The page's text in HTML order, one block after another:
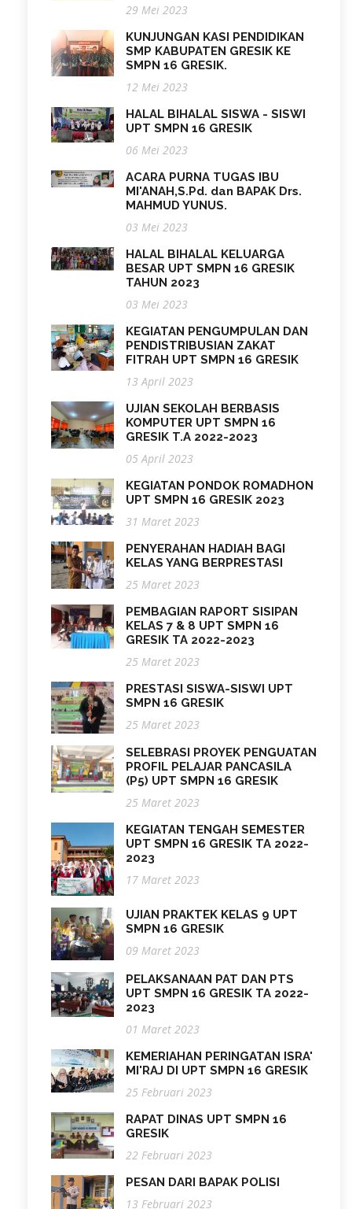
29 Mei 2023
KUNJUNGAN KASI PENDIDIKAN
SMP KABUPATEN GRESIK KE
SMPN 16 GRESIK.
12 Mei 2023
HALAL BIHALAL SISWA - SISWI
UPT SMPN 16 GRESIK
06 Mei 2023
ACARA PURNA TUGAS IBU
MI'ANAH,S.Pd. dan BAPAK Drs.
MAHMUD YUNUS.
03 Mei 2023
HALAL BIHALAL KELUARGA
BESAR UPT SMPN 16 GRESIK
TAHUN 2023
03 Mei 2023
KEGIATAN PENGUMPULAN DAN
PENDISTRIBUSIAN ZAKAT
FITRAH UPT SMPN 16 GRESIK
13 April 2023
UJIAN SEKOLAH BERBASIS
KOMPUTER UPT SMPN 16
GRESIK T.A 2022-2023
05 April 2023
KEGIATAN PONDOK ROMADHON
UPT SMPN 16 GRESIK 2023
31 Maret 2023
PENYERAHAN HADIAH BAGI
KELAS YANG BERPRESTASI
25 Maret 2023
PEMBAGIAN RAPORT SISIPAN
KELAS 7 & 8 UPT SMPN 16
GRESIK TA 2022-2023
25 Maret 2023
PRESTASI SISWA-SISWI UPT
SMPN 16 GRESIK
25 Maret 2023
SELEBRASI PROYEK PENGUATAN
PROFIL PELAJAR PANCASILA
(P5) UPT SMPN 16 GRESIK
25 Maret 2023
KEGIATAN TENGAH SEMESTER
UPT SMPN 16 GRESIK TA 2022-
2023
17 Maret 2023
UJIAN PRAKTEK KELAS 9 UPT
SMPN 16 GRESIK
09 Maret 2023
PELAKSANAAN PAT DAN PTS
UPT SMPN 16 GRESIK TA 2022-
2023
01 Maret 2023
KEMERIAHAN PERINGATAN ISRA'
MI'RAJ DI UPT SMPN 16 GRESIK
25 Februari 2023
RAPAT DINAS UPT SMPN 16
GRESIK
22 Februari 2023
PESAN DARI BAPAK POLISI
13 Februari 2023